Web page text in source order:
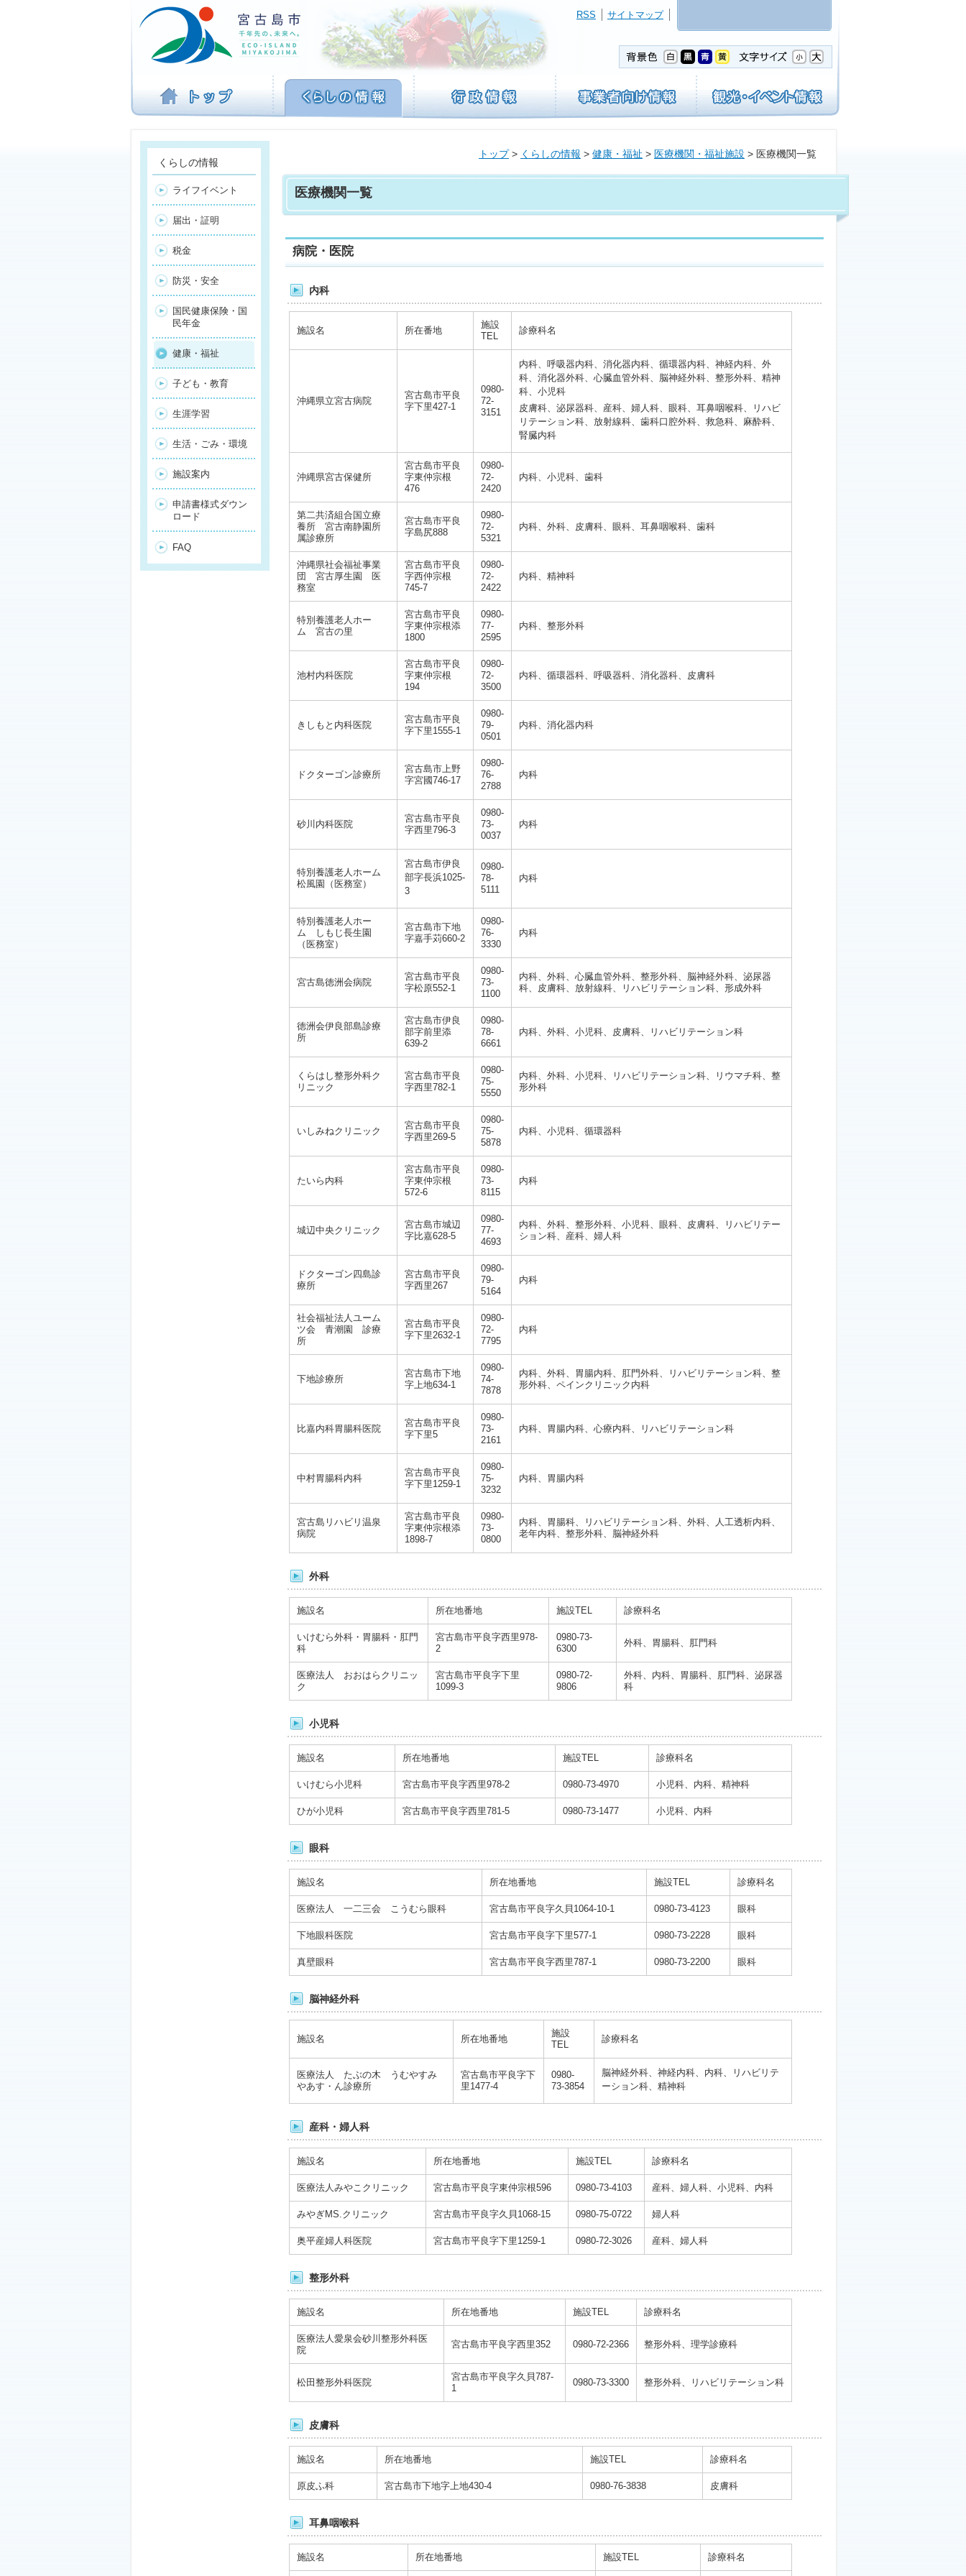
ビ
を
ば
す
サイトマップ
RSS
トップ> くらしの情報 > 健康・福祉 > 医療機関・福祉施設 > 医療機関一覧
医療機関一覧
病院・医院
内科
施設名 所在番地
施設
TEL
診療科名
沖縄県立宮古病院
宮古島市平良
字下里427-1
0980-
72-
3151
内科、呼吸器内科、消化器内科、循環器内科、神経内科、外
科、消化器外科、心臓血管外科、脳神経外科、整形外科、精神
科、小児科
皮膚科、泌尿器科、産科、婦人科、眼科、耳鼻咽喉科、リハビ
リテーション科、放射線科、歯科口腔外科、救急科、麻酔科、
腎臓内科
沖縄県宮古保健所
宮古島市平良
字東仲宗根
476
0980-
72-
2420
内科、小児科、歯科
第二共済組合国立療
養所 宮古南静園所
属診療所
宮古島市平良
字島尻888
0980-
72-
5321
内科、外科、皮膚科、眼科、耳鼻咽喉科、歯科
沖縄県社会福祉事業
団 宮古厚生園 医
務室
宮古島市平良
字西仲宗根
745-7
0980-
72-
2422
内科、精神科
特別養護老人ホー
ム 宮古の里
宮古島市平良
字東仲宗根添
1800
0980-
77-
2595
内科、整形外科
池村内科医院
宮古島市平良
字東仲宗根
194
0980-
72-
3500
内科、循環器科、呼吸器科、消化器科、皮膚科
きしもと内科医院
宮古島市平良
字下里1555-1
0980-
79-
0501
内科、消化器内科
ドクターゴン診療所
宮古島市上野
字宮國746-17
0980-
76-
2788
内科
砂川内科医院
宮古島市平良
字西里796-3
0980-
73-
0037
内科
特別養護老人ホーム
松風園（医務室）
宮古島市伊良
部字長浜1025-
3
0980-
78-
5111
内科
特別養護老人ホー
ム しもじ長生園
（医務室）
宮古島市下地
字嘉手苅660-2
0980-
76-
3330
内科
宮古島徳洲会病院
宮古島市平良
字松原552-1
0980-
73-
1100
内科、外科、心臓血管外科、整形外科、脳神経外科、泌尿器
科、皮膚科、放射線科、リハビリテーション科、形成外科
徳洲会伊良部島診療
所
宮古島市伊良
部字前里添
639-2
0980-
78-
6661
内科、外科、小児科、皮膚科、リハビリテーション科
くらはし整形外科ク
リニック
宮古島市平良
字西里782-1
0980-
75-
5550
内科、外科、小児科、リハビリテーション科、リウマチ科、整
形外科
いしみねクリニック
宮古島市平良
字西里269-5
0980-
75-
5878
内科、小児科、循環器科
たいら内科
宮古島市平良
字東仲宗根
572-6
0980-
73-
8115
内科
城辺中央クリニック
宮古島市城辺
字比嘉628-5
0980-
77-
4693
内科、外科、整形外科、小児科、眼科、皮膚科、リハビリテー
ション科、産科、婦人科
ドクターゴン四島診
療所
宮古島市平良
字西里267
0980-
79-
5164
内科
社会福祉法人ユーム
ツ会 青潮園 診療
所
宮古島市平良
字下里2632-1
0980-
72-
7795
内科
下地診療所
宮古島市下地
字上地634-1
0980-
74-
7878
内科、外科、胃腸内科、肛門外科、リハビリテーション科、整
形外科、ペインクリニック内科
比嘉内科胃腸科医院
宮古島市平良
字下里5
0980-
73-
2161
内科、胃腸内科、心療内科、リハビリテーション科
中村胃腸科内科
宮古島市平良
字下里1259-1
0980-
75-
3232
内科、胃腸内科
宮古島リハビリ温泉
病院
宮古島市平良
字東仲宗根添
1898-7
0980-
73-
0800
内科、胃腸科、リハビリテーション科、外科、人工透析内科、
老年内科、整形外科、脳神経外科
外科
施設名 所在地番地 施設TEL 診療科名
いけむら外科・胃腸科・肛門
科
宮古島市平良字西里978-
2
0980-73-
6300
外科、胃腸科、肛門科
医療法人 おおはらクリニッ
ク
宮古島市平良字下里
1099-3
0980-72-
9806
外科、内科、胃腸科、肛門科、泌尿器
科
小児科
施設名 所在地番地 施設TEL 診療科名
いけむら小児科 宮古島市平良字西里978-2 0980-73-4970 小児科、内科、精神科
ひが小児科 宮古島市平良字西里781-5 0980-73-1477 小児科、内科
眼科
施設名 所在地番地 施設TEL 診療科名
医療法人 一二三会 こうむら眼科 宮古島市平良字久貝1064-10-1 0980-73-4123 眼科
下地眼科医院 宮古島市平良字下里577-1 0980-73-2228 眼科
真壁眼科 宮古島市平良字西里787-1 0980-73-2200 眼科
脳神経外科
施設名 所在地番地
施設
TEL
診療科名
医療法人 たぶの木 うむやすみ
やあす・ん診療所
宮古島市平良字下
里1477-4
0980-
73-3854
脳神経外科、神経内科、内科、リハビリテ
ーション科、精神科
産科・婦人科
施設名 所在地番地 施設TEL 診療科名
医療法人みやこクリニック 宮古島市平良字東仲宗根596 0980-73-4103 産科、婦人科、小児科、内科
みやぎMS.クリニック 宮古島市平良字久貝1068-15 0980-75-0722 婦人科
奥平産婦人科医院 宮古島市平良字下里1259-1 0980-72-3026 産科、婦人科
整形外科
施設名 所在地番地 施設TEL 診療科名
医療法人愛泉会砂川整形外科医
院
宮古島市平良字西里352 0980-72-2366 整形外科、理学診療科
松田整形外科医院
宮古島市平良字久貝787-
1
0980-73-3300 整形外科、リハビリテーション科
皮膚科
施設名 所在地番地 施設TEL 診療科名
原皮ふ科 宮古島市下地字上地430-4 0980-76-3838 皮膚科
耳鼻咽喉科
施設名 所在地番地 施設TEL 診療科名
くらしの情報
ライフイベント
届出・証明
税金
防災・安全
国民健康保険・国
民年金
健康・福祉
子ども・教育
生涯学習
生活・ごみ・環境
施設案内
申請書様式ダウン
ロード
FAQ